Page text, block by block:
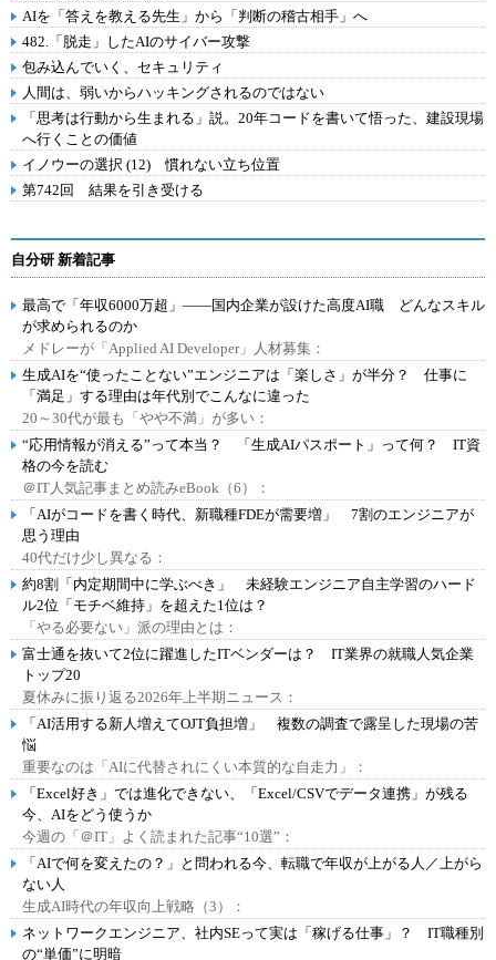
AIを「答えを教える先生」から「判断の稽古相手」へ
482.「脱走」したAIのサイバー攻撃
包み込んでいく、セキュリティ
人間は、弱いからハッキングされるのではない
「思考は行動から生まれる」説。20年コードを書いて悟った、建設現場
へ行くことの価値
イノウーの選択 (12) 慣れない立ち位置
第742回 結果を引き受ける
自分研 新着記事
最高で「年収6000万超」――国内企業が設けた高度AI職 どんなスキル
が求められるのか
メドレーが「Applied AI Developer」人材募集：
生成AIを“使ったことない”エンジニアは「楽しさ」が半分？ 仕事に
「満足」する理由は年代別でこんなに違った
20～30代が最も「やや不満」が多い：
“応用情報が消える”って本当？ 「生成AIパスポート」って何？ IT資
格の今を読む
＠IT人気記事まとめ読みeBook（6）：
「AIがコードを書く時代、新職種FDEが需要増」 7割のエンジニアが
思う理由
40代だけ少し異なる：
約8割「内定期間中に学ぶべき」 未経験エンジニア自主学習のハード
ル2位「モチベ維持」を超えた1位は？
「やる必要ない」派の理由とは：
富士通を抜いて2位に躍進したITベンダーは？ IT業界の就職人気企業
トップ20
夏休みに振り返る2026年上半期ニュース：
「AI活用する新人増えてOJT負担増」 複数の調査で露呈した現場の苦
悩
重要なのは「AIに代替されにくい本質的な自走力」：
「Excel好き」では進化できない、「Excel/CSVでデータ連携」が残る
今、AIをどう使うか
今週の「＠IT」よく読まれた記事“10選”：
「AIで何を変えたの？」と問われる今、転職で年収が上がる人／上がら
ない人
生成AI時代の年収向上戦略（3）：
ネットワークエンジニア、社内SEって実は「稼げる仕事」？ IT職種別
の“単価”に明暗